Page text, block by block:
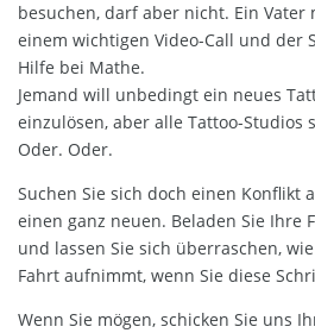
besuchen, darf aber nicht. Ein Vater
einem wichtigen Video-Call und der
Hilfe bei Mathe.
Jemand will unbedingt ein neues
einzulösen, aber alle Tattoo-Studios
Oder. Oder.
Suchen Sie sich doch einen Konflikt
einen ganz neuen. Beladen Sie Ihre
und lassen Sie sich überraschen,
Fahrt aufnimmt, wenn Sie diese
Wenn Sie mögen, schicken Sie uns